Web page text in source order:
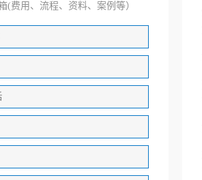
(费用、流程、资料、案例等）